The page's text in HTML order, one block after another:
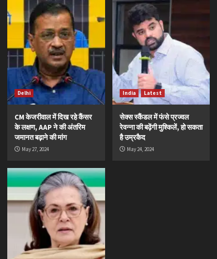
Delhi
CM केजरीवाल में दिख रहे कैंसर
के लक्षण, AAP ने की अंतरिम
जमानत बढ़ाने की मांग
May 27, 2024
India Latest
सेक्स स्कैंडल में फंसे प्रज्वल
रेवन्ना की बढ़ेंगी मुश्किलें, हो सकता
है उम्रकैद
May 24, 2024